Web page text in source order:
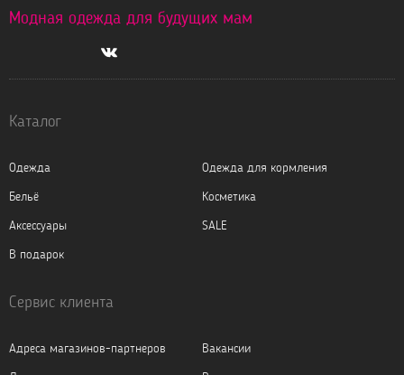
Модная одежда для будущих мам
Каталог
Одежда
Одежда для кормления
Бельё
Косметика
Аксессуары
SALE
В подарок
Сервис клиента
Адреса магазинов-партнеров
Вакансии